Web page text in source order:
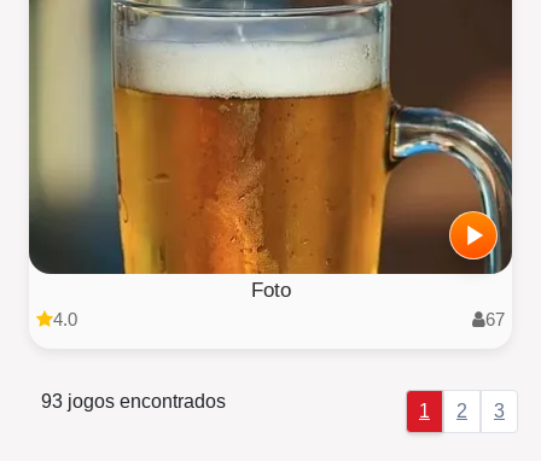
Foto
4.0 67
93 jogos encontrados 1 2 3